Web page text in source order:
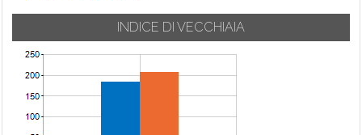
INDICE DI VECCHIAIA